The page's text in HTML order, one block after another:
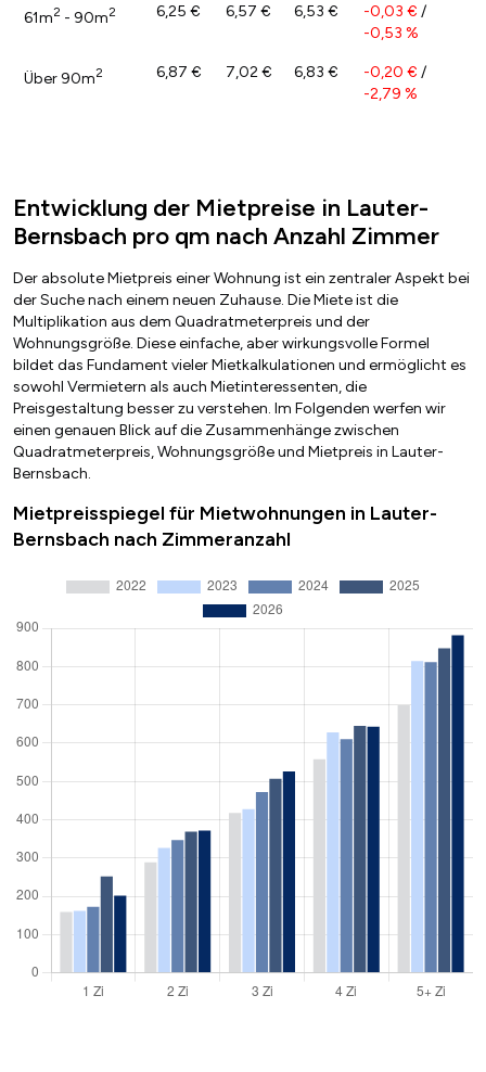
61m2 - 90m2 6,25 € 6,57 € 6,53 € -0,03 € /
-0,53 %
Über 90m2 6,87 € 7,02 € 6,83 € -0,20 € /
-2,79 %
Entwicklung der Mietpreise in Lauter-
Bernsbach pro qm nach Anzahl Zimmer
Der absolute Mietpreis einer Wohnung ist ein zentraler Aspekt bei
der Suche nach einem neuen Zuhause. Die Miete ist die
Multiplikation aus dem Quadratmeterpreis und der
Wohnungsgröße. Diese einfache, aber wirkungsvolle Formel
bildet das Fundament vieler Mietkalkulationen und ermöglicht es
sowohl Vermietern als auch Mietinteressenten, die
Preisgestaltung besser zu verstehen. Im Folgenden werfen wir
einen genauen Blick auf die Zusammenhänge zwischen
Quadratmeterpreis, Wohnungsgröße und Mietpreis in Lauter-
Bernsbach.
Mietpreisspiegel für Mietwohnungen in Lauter-
Bernsbach nach Zimmeranzahl